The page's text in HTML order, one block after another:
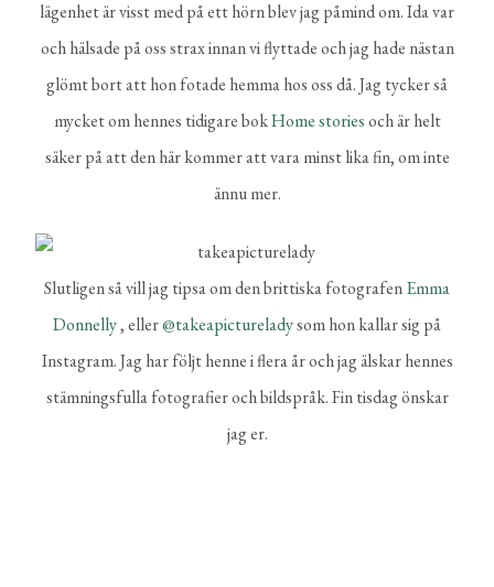
lägenhet är visst med på ett hörn blev jag påmind om. Ida var
och hälsade på oss strax innan vi flyttade och jag hade nästan
glömt bort att hon fotade hemma hos oss då. Jag tycker så
mycket om hennes tidigare bokHome storiesoch är helt
säker på att den här kommer att vara minst lika fin, om inte
ännu mer.
Slutligen så vill jag tipsa om den brittiska fotografenEmma
Donnelly, eller@takeapictureladysom hon kallar sig på
Instagram. Jag har följt henne i flera år och jag älskar hennes
stämningsfulla fotografier och bildspråk. Fin tisdag önskar
jag er.